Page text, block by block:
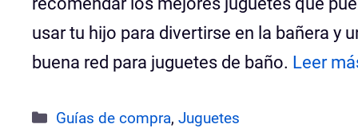
usar tu hijo para divertirse en la bañera y
buena red para juguetes de baño. Leer
Categorías
Guías de compra, Juguetes